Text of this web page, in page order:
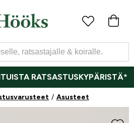
RATSASTUSKYPÄRISTÄ*
Asusteet